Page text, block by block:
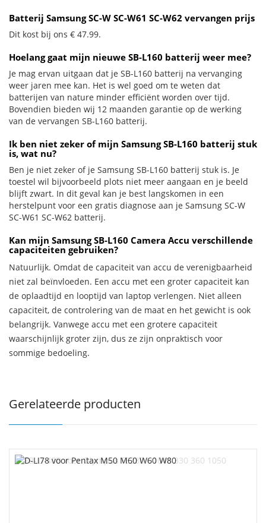
Batterij Samsung SC-W SC-W61 SC-W62 vervangen prijs
Dit kost bij ons € 47.99.
Hoelang gaat mijn nieuwe SB-L160 batterij weer mee?
Je mag ervan uitgaan dat je SB-L160 batterij na vervanging
weer jaren mee kan. Het is wel goed om te weten dat
batterijen van nature minder efficiënt worden over tijd.
Bovendien bieden wij 12 maanden garantie op de werking
van de vervangen SB-L160 batterij.
Ik ben niet zeker of mijn Samsung SB-L160 batterij stuk
is, wat nu?
Ben je niet zeker of je Samsung SB-L160 batterij stuk is. Je
toestel wil bijvoorbeeld plots niet meer aangaan en je beeld
blijft zwart. In dit geval kan je best langskomen in een
herstelpunt voor een gratis diagnose aan je Samsung SC-W
SC-W61 SC-W62 batterij.
Kan mijn Samsung SB-L160 Camera Accu verschillende
capaciteiten gebruiken?
Natuurlijk. Omdat de capaciteit van accu de verenigbaarheid
niet zal beïnvloeden. Een accu met een groter capaciteit kan
de oplaadtijd en looptijd van laptop verlengen. Niet alleen
capaciteit, de controlering van de maat en het gewicht is ook
belangrijk. Vanwege accu met een grotere capaciteit
waarschijnlijk groter zijn, dus ze zijn onpraktisch voor
sommige bedoeling.
Gerelateerde producten